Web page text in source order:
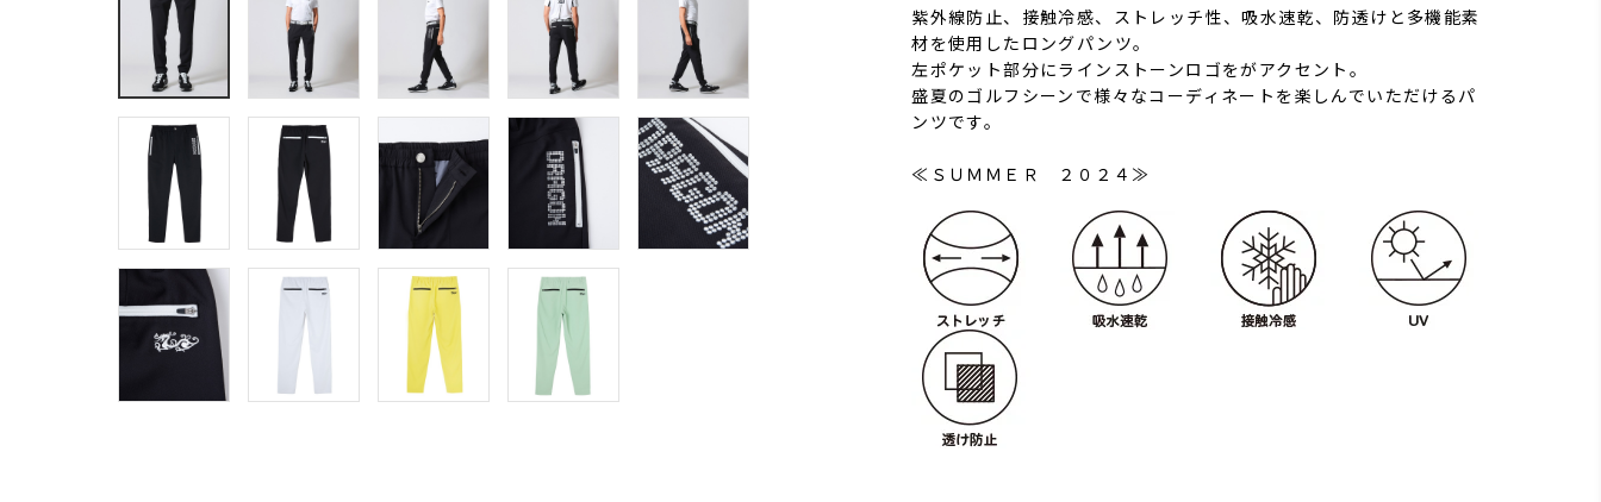
紫外線防止、接触冷感、ストレッチ性、吸水速乾、防透けと多機能素
材を使用したロングパンツ。
左ポケット部分にラインストーンロゴをがアクセント。
盛夏のゴルフシーンで様々なコーディネートを楽しんでいただけるパ
ンツです。
≪ＳＵＭＭＥＲ ２０２４≫